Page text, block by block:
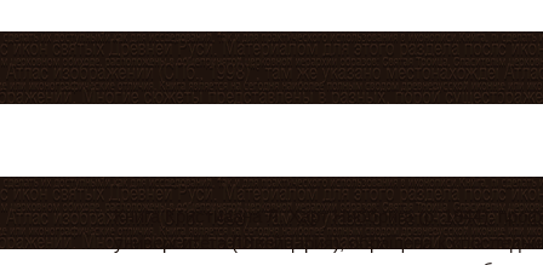
Книга Кристиаана Л. Харт Ниббрига (р. 1944),
университета (Швейцария), обращена к